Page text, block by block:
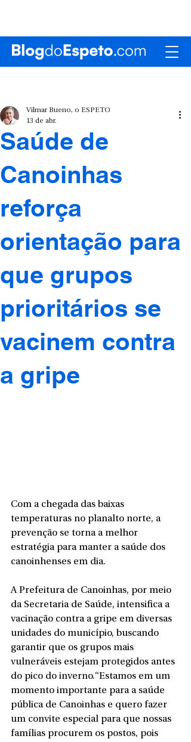
Saúde de
Canoinhas
reforça
orientação para
que grupos
prioritários se
vacinem contra
a gripe
Vilmar Bueno, o ESPETO
13 de abr.
Com a chegada das baixas
temperaturas no planalto norte, a
prevenção se torna a melhor
estratégia para manter a saúde dos
canoinhenses em dia.
A Prefeitura de Canoinhas, por meio
da Secretaria de Saúde, intensifica a
vacinação contra a gripe em diversas
unidades do município, buscando
garantir que os grupos mais
vulneráveis estejam protegidos antes
do pico do inverno.“Estamos em um
momento importante para a saúde
pública de Canoinhas e quero fazer
um convite especial para que nossas
famílias procurem os postos, pois